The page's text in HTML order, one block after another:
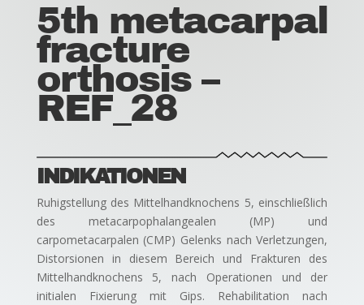
5th metacarpal
fracture
orthosis –
REF_28
INDIKATIONEN
Ruhigstellung des Mittelhandknochens 5, einschließlich
des metacarpophalangealen (MP) und
carpometacarpalen (CMP) Gelenks nach Verletzungen,
Distorsionen in diesem Bereich und Frakturen des
Mittelhandknochens 5, nach Operationen und der
initialen Fixierung mit Gips. Rehabilitation nach